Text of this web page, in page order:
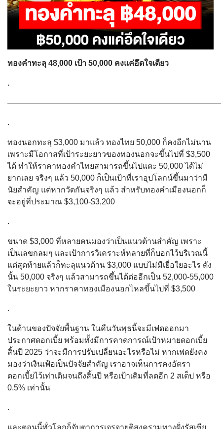
ทองคำทะลุ 48,000 เป้า 50,000 คงแค่อึดใจเดียว
.
.
ทองนอกทะลุ $3,000 มาแล้ว ทองไทย 50,000 ก็คงอีกไม่นาน
เพราะมีโอกาสที่เป้าระยะยาวของทองนอกจะขึ้นไปที่ $3,500
ได้ ทำให้ราคาทองคำไทยสามารถขึ้นไปแตะ 50,000 ได้ไม่
ยากเลย จริงๆ แล้ว 50,000 ก็เป็นเป้าที่เราอุปโลกน์ขึ้นมาว่ามี
นัยสำคัญ แต่หากวัดกันจริงๆ แล้ว สำหรับทองคำเมืองนอกก็
จะอยู่ที่ประมาณ $3,100-$3,200
.
ขนาด $3,000 ที่หลายคนมองว่าเป็นแนวต้านสำคัญ เพราะ
เป็นเลขกลมๆ และเป้าการวิเคราะห์หลายที่ก็บอกไว้บริเวณนี้
แต่สุดท้ายแล้วก็ทะลุแนวต้าน $3,000 แบบไม่มีเยื่อใยอะไร ดัง
นั้น 50,000 จริงๆ แล้วสามารถขึ้นได้ต่ออีกเป็น 52,000-55,000
ในระยะยาว หากราคาทองเมืองนอกไหลขึ้นไปที่ $3,500
.
ในด้านของปัจจัยพื้นฐาน ในคืนวันพุธนี้จะมีเฟดออกมา
ประกาศดอกเบี้ย พร้อมทั้งมีการคาดการณ์เป้าหมายดอกเบี้ย
สิ้นปี 2025 ว่าจะมีการปรับเปลี่ยนอะไรหรือไม่ หากเฟดยังคง
มองว่าเงินเฟ้อเป็นปัจจัยสำคัญ เราอาจเห็นการคงอัตรา
ดอกเบี้ยไว้เท่าเดิมจนถึงสิ้นปี หรือเป้าเดิมที่ลดอีก 2 สเต็ป หรือ
0.5% เท่านั้น
.